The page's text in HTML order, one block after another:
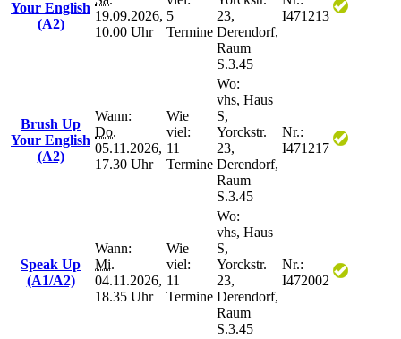
Your English
(A2)
19.09.2026,
10.00 Uhr
5
Termine
23,
Derendorf,
Raum
S.3.45
I471213
Brush Up
Your English
(A2)
Wann:
Do.
05.11.2026,
17.30 Uhr
Wie
viel:
11
Termine
Wo:
vhs, Haus
S,
Yorckstr.
23,
Derendorf,
Raum
S.3.45
Nr.:
I471217
Speak Up
(A1/A2)
Wann:
Mi.
04.11.2026,
18.35 Uhr
Wie
viel:
11
Termine
Wo:
vhs, Haus
S,
Yorckstr.
23,
Derendorf,
Raum
S.3.45
Nr.:
I472002